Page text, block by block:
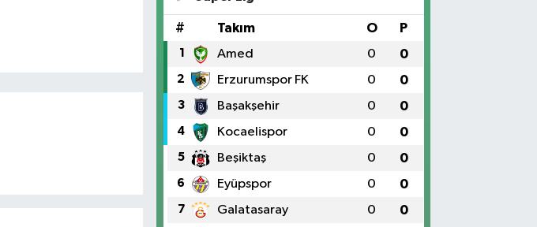
No:2 A
# Takım O P
1 Amed 0 0
2 Erzurumspor FK 0 0
3 Başakşehir 0 0
4 Kocaelispor 0 0
5 Beşiktaş 0 0
6 Eyüpspor 0 0
7 Galatasaray 0 0